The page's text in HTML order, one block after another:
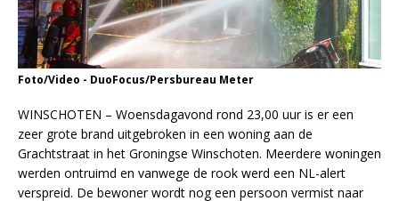
Foto/Video - DuoFocus/Persbureau Meter
WINSCHOTEN – Woensdagavond rond 23,00 uur is er een
zeer grote brand uitgebroken in een woning aan de
Grachtstraat in het Groningse Winschoten. Meerdere woningen
werden ontruimd en vanwege de rook werd een NL-alert
verspreid. De bewoner wordt nog een persoon vermist naar